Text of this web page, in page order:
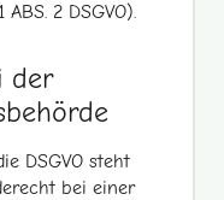
2 DSGVO).
der
DSGVO steht
bei einer